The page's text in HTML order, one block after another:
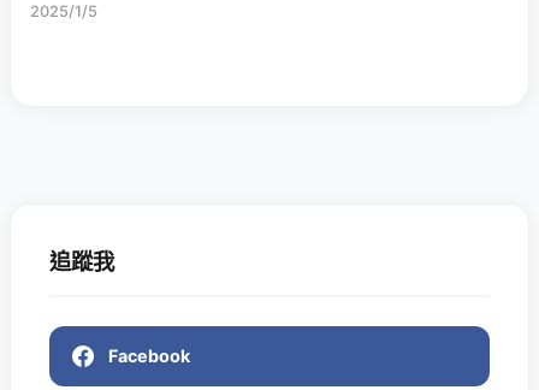
2025/1/5
追蹤我
Facebook